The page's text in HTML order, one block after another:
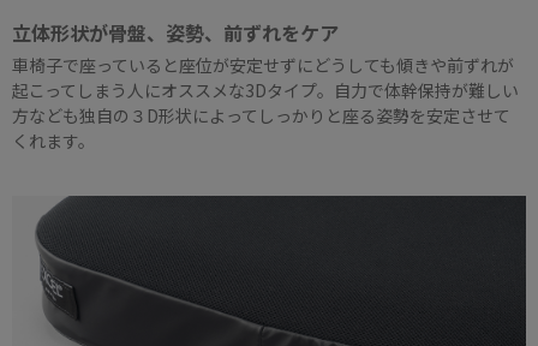
立体形状が骨盤、姿勢、前ずれをケア
車椅子で座っていると座位が安定せずにどうしても傾きや前ずれが
起こってしまう人にオススメな3Dタイプ。自力で体幹保持が難しい
方なども独自の３D形状によってしっかりと座る姿勢を安定させて
くれます。